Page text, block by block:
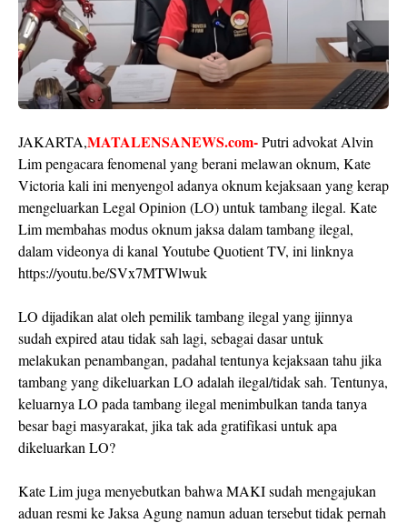
JAKARTA,MATALENSANEWS.com-Putri advokat Alvin
Lim pengacara fenomenal yang berani melawan oknum, Kate
Victoria kali ini menyengol adanya oknum kejaksaan yang kerap
mengeluarkan Legal Opinion (LO) untuk tambang ilegal. Kate
Lim membahas modus oknum jaksa dalam tambang ilegal,
dalam videonya di kanal Youtube Quotient TV, ini linknya
https://youtu.be/SVx7MTWlwuk
LO dijadikan alat oleh pemilik tambang ilegal yang ijinnya
sudah expired atau tidak sah lagi, sebagai dasar untuk
melakukan penambangan, padahal tentunya kejaksaan tahu jika
tambang yang dikeluarkan LO adalah ilegal/tidak sah. Tentunya,
keluarnya LO pada tambang ilegal menimbulkan tanda tanya
besar bagi masyarakat, jika tak ada gratifikasi untuk apa
dikeluarkan LO?
Kate Lim juga menyebutkan bahwa MAKI sudah mengajukan
aduan resmi ke Jaksa Agung namun aduan tersebut tidak pernah